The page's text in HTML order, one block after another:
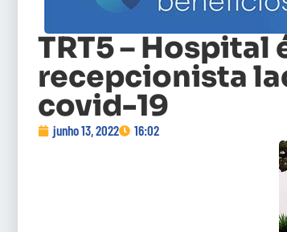
TRT5 –
recepcionista
covid-19
junho 13, 2022 16:02